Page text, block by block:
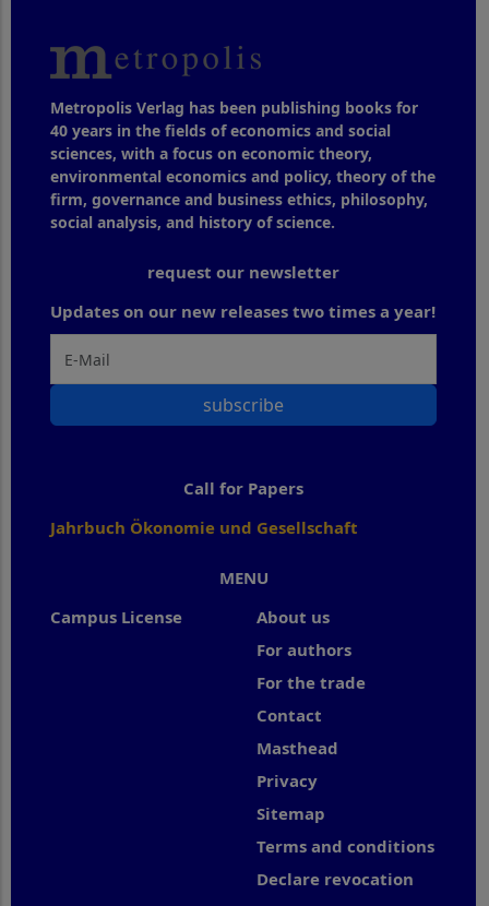
Metropolis Verlag has been publishing books for
40 years in the fields of economics and social
sciences, with a focus on economic theory,
environmental economics and policy, theory of the
firm, governance and business ethics, philosophy,
social analysis, and history of science.
MENU
Campus License
About us
For authors
For the trade
Contact
Masthead
Privacy
Sitemap
Terms and conditions
Declare revocation
request our newsletter
Updates on our new releases two times a year!
subscribe
Call for Papers
Jahrbuch Ökonomie und Gesellschaft